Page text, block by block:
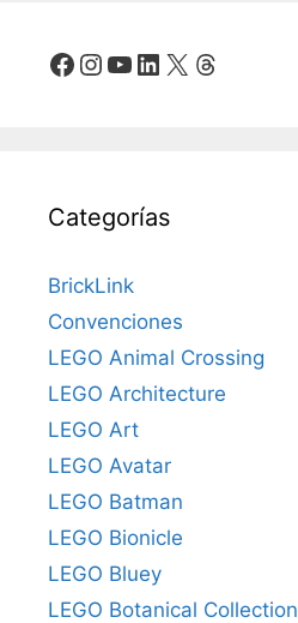
Facebook
Instagram
YouTube
LinkedIn
X Threads
Categorías
BrickLink
Convenciones
LEGO Animal Crossing
LEGO Architecture
LEGO Art
LEGO Avatar
LEGO Batman
LEGO Bionicle
LEGO Bluey
LEGO Botanical Collection